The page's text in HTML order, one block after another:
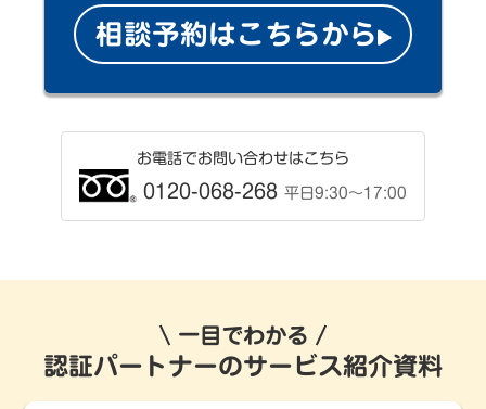
相談予約はこちらから
お電話でお問い合わせはこちら
0120-068-268 平日9:30〜17:00
一目でわかる
認証パートナーのサービス紹介資料